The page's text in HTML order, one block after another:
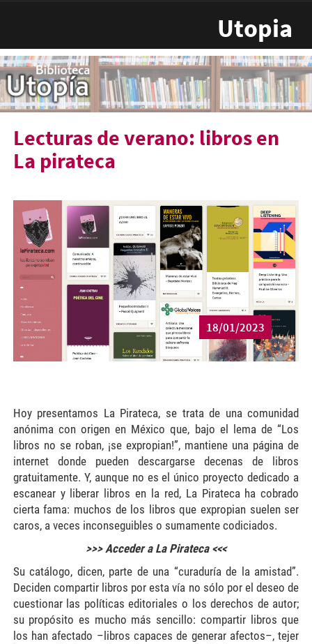
Utopia
Lecturas de verano: libros en
La pirateca
18/01/2023
Hoy presentamos La Pirateca, se trata de una comunidad
anónima con origen en México que, bajo el lema de “Los
libros no se roban, ¡se expropian!”, mantiene una página de
internet donde pueden descargarse decenas de libros
gratuitamente. Y, aunque no es el único proyecto dedicado a
escanear y liberar libros en la red, La Pirateca ha cobrado
cierta fama: muchos de los libros que expropian suelen ser
caros, a veces inconseguibles o sumamente codiciados.
>>> Acceder a La Pirateca <<<
Su catálogo, dicen, parte de una “curaduría de la amistad”.
Deciden compartir libros por esta vía no sólo por el deseo de
cuestionar las políticas editoriales o los derechos de autor;
su propósito es mucho más sencillo: compartir libros que
los han afectado –libros capaces de generar afectos–, tejer